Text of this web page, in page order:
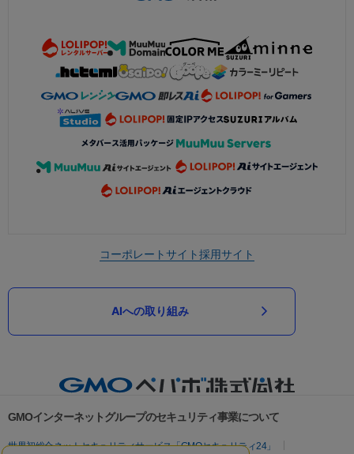
コーポレートサイト採用サイト
AIへの取り組み
GMOインターネットグループのセキュリティ事業について
世界初総合ネットセキュリティサービス「GMOセキュリティ24」